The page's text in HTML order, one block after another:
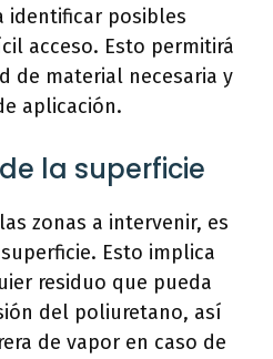
identificar posibles
acceso. Esto permitirá
de material necesaria y
aplicación.
la superficie
zonas a intervenir, es
Esto implica
residuo que pueda
del poliuretano, así
de vapor en caso de